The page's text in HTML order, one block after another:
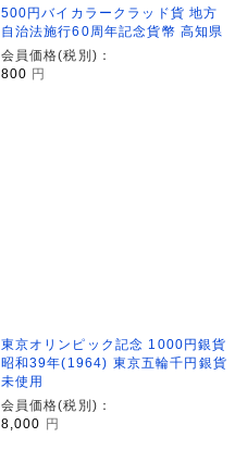
500円バイカラークラッド貨 地方
自治法施行60周年記念貨幣 高知県
会員価格(税別)：
800 円
東京オリンピック記念 1000円銀貨
昭和39年(1964) 東京五輪千円銀貨
未使用
会員価格(税別)：
8,000 円